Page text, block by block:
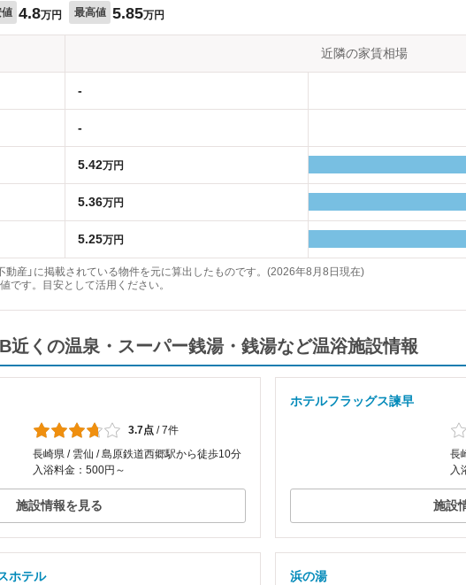
4.8万円 最高値 5.85万円
近隣の家賃相場
-
-
5.42万円
5.36万円
5.25万円
動産」に掲載されている物件を元に算出したものです。(2026年8月8日現在)
です。目安として活用ください。
近くの温泉・スーパー銭湯・銭湯など温浴施設情報
3.7点 /7件
長崎県 / 雲仙 / 島原鉄道西郷駅から徒歩10分
入浴料金：500円～
施設情報を見る
ホテルフラッグス諫早
長
入
施設
ホテル 浜の湯